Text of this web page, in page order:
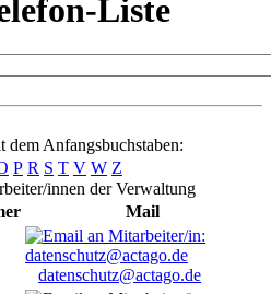
Liste
dem Anfangsbuchstaben:
P R S T V W Z
innen der Verwaltung
Mail
datenschutz@actago.de